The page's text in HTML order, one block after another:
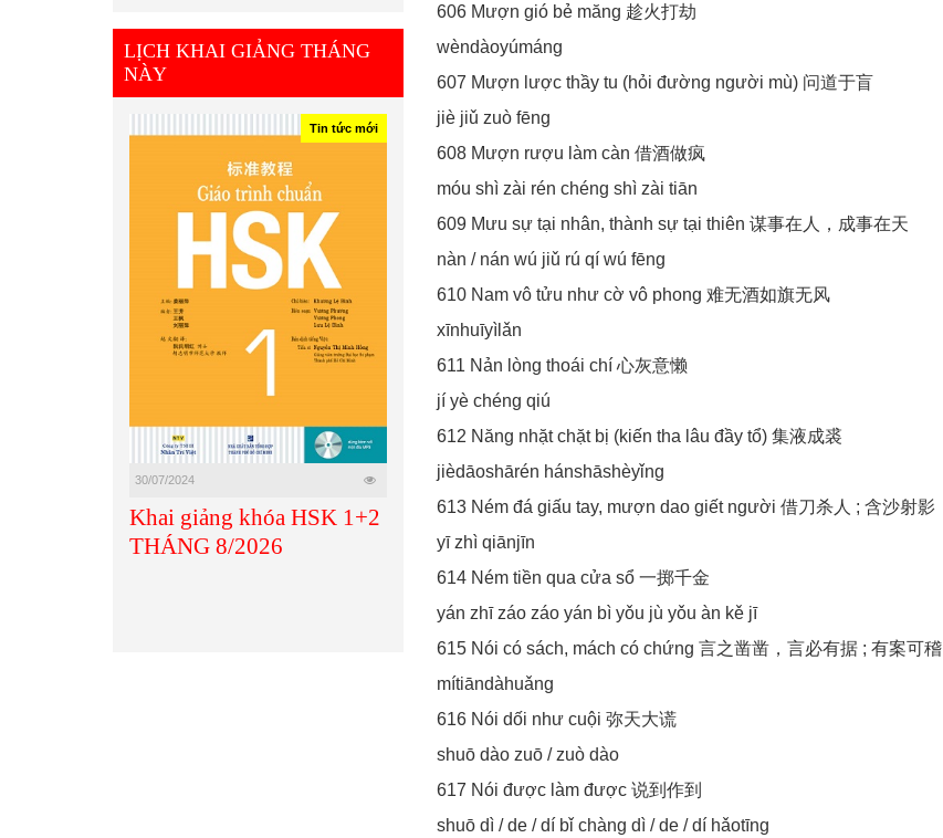
LỊCH KHAI GIẢNG THÁNG
NÀY
Tin tức mới
30/07/2024
Khai giảng khóa HSK 1+2
THÁNG 8/2026
606 Mượn gió bẻ măng 趁火打劫
wèndàoyúmáng
607 Mượn lược thầy tu (hỏi đường người mù) 问道于盲
jiè jiǔ zuò fēng
608 Mượn rượu làm càn 借酒做疯
móu shì zài rén chéng shì zài tiān
609 Mưu sự tại nhân, thành sự tại thiên 谋事在人，成事在天
nàn / nán wú jiǔ rú qí wú fēng
610 Nam vô tửu như cờ vô phong 难无酒如旗无风
xīnhuīyìlǎn
611 Nản lòng thoái chí 心灰意懒
jí yè chéng qiú
612 Năng nhặt chặt bị (kiến tha lâu đầy tổ) 集液成裘
jièdāoshārén hánshāshèyǐng
613 Ném đá giấu tay, mượn dao giết người 借刀杀人 ; 含沙射影
yī zhì qiānjīn
614 Ném tiền qua cửa sổ 一掷千金
yán zhī záo záo yán bì yǒu jù yǒu àn kě jī
615 Nói có sách, mách có chứng 言之凿凿，言必有据 ; 有案可稽
mítiāndàhuǎng
616 Nói dối như cuội 弥天大谎
shuō dào zuō / zuò dào
617 Nói được làm được 说到作到
shuō dì / de / dí bǐ chàng dì / de / dí hǎotīng